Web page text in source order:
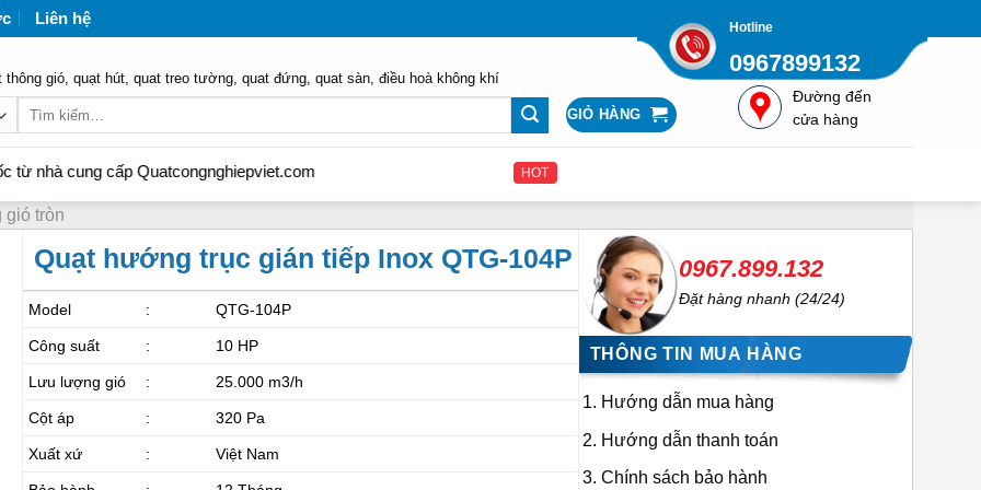
Liên hệ Hotline
0967899132
thông gió, quạt hút, quat treo tường, quat đứng, quat sàn, điều hoà không khí
GIỎ HÀNG
Đường đến
cửa hàng
cấp Quatcongnghiepviet.com HOT
gió tròn
Quạt hướng trục gián tiếp Inox QTG-104P
Model : QTG-104P
Công suất : 10 HP
Lưu lượng gió : 25.000 m3/h
Cột áp : 320 Pa
Xuất xứ : Việt Nam
0967.899.132
Đặt hàng nhanh (24/24)
THÔNG TIN MUA HÀNG
Hướng dẫn mua hàng
Hướng dẫn thanh toán
Chính sách bảo hành